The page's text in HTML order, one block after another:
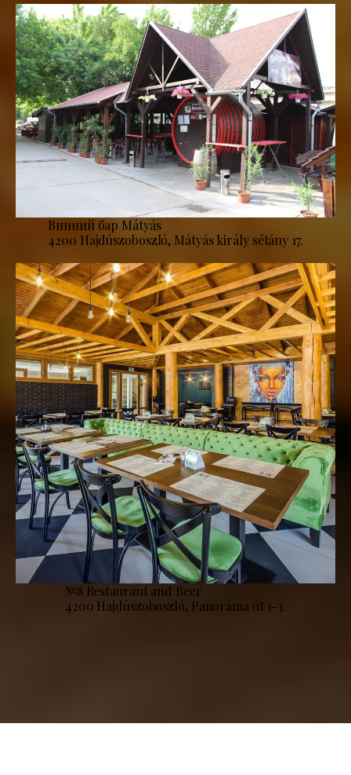
Винний бар Mátyás
4200 Hajdúszoboszló, Mátyás király sétány 17.
№8 Restaurant and Beer
4200 Hajdúszoboszló, Panoráma út 1-3.